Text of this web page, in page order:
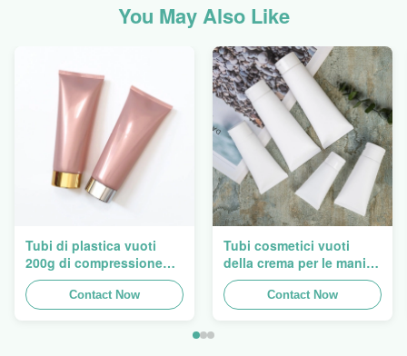
You May Also Like
Tubi di plastica vuoti
200g di compressione
della lozione di Flip Cap
Screw Lid Pink
Contact Now
Tubi cosmetici vuoti
della crema per le mani
ovale eccellente che
imballano 5ml a 150ml
Contact Now